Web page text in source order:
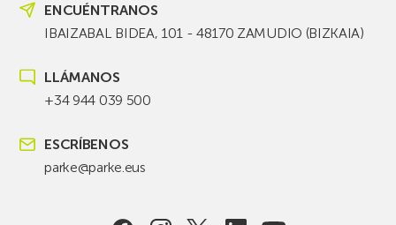
ENCUÉNTRANOS
IBAIZABAL BIDEA, 101 - 48170 ZAMUDIO (BIZKAIA)
LLÁMANOS
+34 944 039 500
ESCRÍBENOS
parke@parke.eus